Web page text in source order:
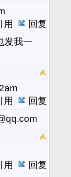
用
回复
发我一
用
回复
用
回复